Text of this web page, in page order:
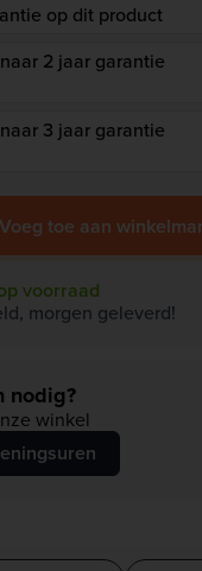
op dit product
2 jaar garantie
3 jaar garantie
Voeg toe aan
voorraad
morgen geleverd!
nodig?
winkel